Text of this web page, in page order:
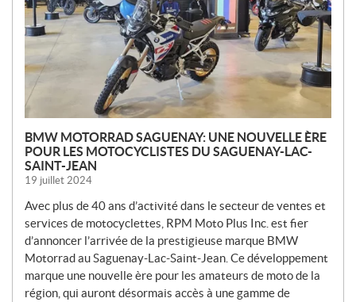
L
L
S
BMW MOTORRAD SAGUENAY: UNE NOUVELLE ÈRE
POUR LES MOTOCYCLISTES DU SAGUENAY-LAC-
SAINT-JEAN
19 juillet 2024
Avec plus de 40 ans d’activité dans le secteur de ventes et
services de motocyclettes, RPM Moto Plus Inc. est fier
d’annoncer l’arrivée de la prestigieuse marque BMW
Motorrad au Saguenay-Lac-Saint-Jean. Ce développement
marque une nouvelle ère pour les amateurs de moto de la
région, qui auront désormais accès à une gamme de